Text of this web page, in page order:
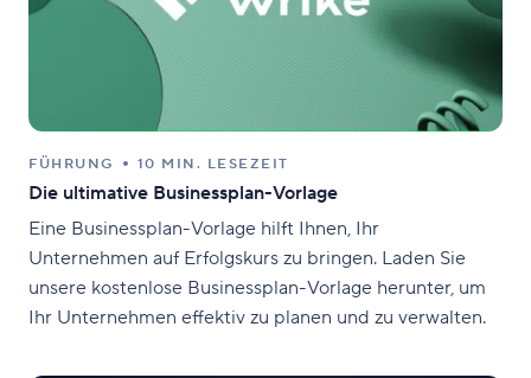
FÜHRUNG 10 MIN. LESEZEIT
Die ultimative Businessplan-Vorlage
Eine Businessplan-Vorlage hilft Ihnen, Ihr
Unternehmen auf Erfolgskurs zu bringen. Laden Sie
unsere kostenlose Businessplan-Vorlage herunter, um
Ihr Unternehmen effektiv zu planen und zu verwalten.